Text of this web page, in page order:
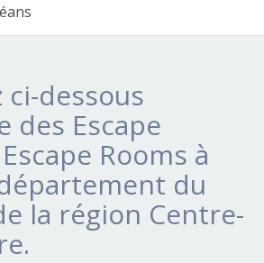
ci-dessous
des Escape
Rooms à
du
la région Centre-